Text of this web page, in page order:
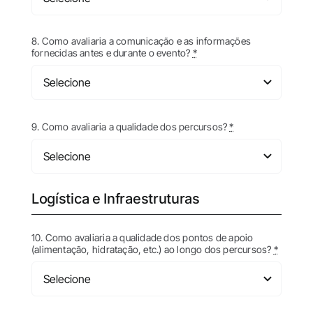
8. Como avaliaria a comunicação e as informações
fornecidas antes e durante o evento? *
9. Como avaliaria a qualidade dos percursos?*
Logística e Infraestruturas
10. Como avaliaria a qualidade dos pontos de apoio
(alimentação, hidratação, etc.) ao longo dos percursos? *